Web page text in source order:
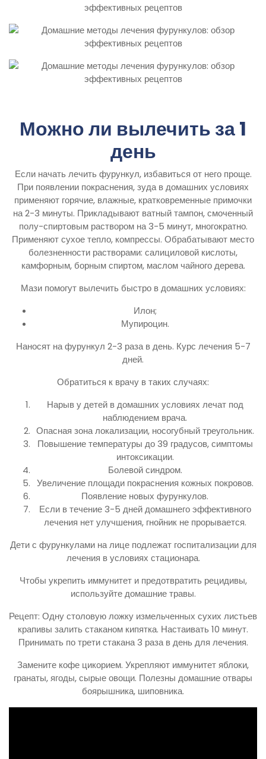
Можно ли вылечить за 1
день
Если начать лечить фурункул, избавиться от него проще.
При появлении покраснения, зуда в домашних условиях
применяют горячие, влажные, кратковременные примочки
на 2-3 минуты. Прикладывают ватный тампон, смоченный
полу-спиртовым раствором на 3-5 минут, многократно.
Применяют сухое тепло, компрессы. Обрабатывают место
болезненности растворами: салициловой кислоты,
камфорным, борным спиртом, маслом чайного дерева.
Мази помогут вылечить быстро в домашних условиях:
Илон;
Мупироцин.
Наносят на фурункул 2-3 раза в день. Курс лечения 5-7
дней.
Обратиться к врачу в таких случаях:
Нарыв у детей в домашних условиях лечат под
наблюдением врача.
Опасная зона локализации, носогубный треугольник.
Повышение температуры до 39 градусов, симптомы
интоксикации.
Болевой синдром.
Увеличение площади покраснения кожных покровов.
Появление новых фурункулов.
Если в течение 3-5 дней домашнего эффективного
лечения нет улучшения, гнойник не прорывается.
Дети с фурункулами на лице подлежат госпитализации для
лечения в условиях стационара.
Чтобы укрепить иммунитет и предотвратить рецидивы,
используйте домашние травы.
Рецепт: Одну столовую ложку измельченных сухих листьев
крапивы залить стаканом кипятка. Настаивать 10 минут.
Принимать по трети стакана 3 раза в день для лечения.
Замените кофе цикорием. Укрепляют иммунитет яблоки,
гранаты, ягоды, сырые овощи. Полезны домашние отвары
боярышника, шиповника.